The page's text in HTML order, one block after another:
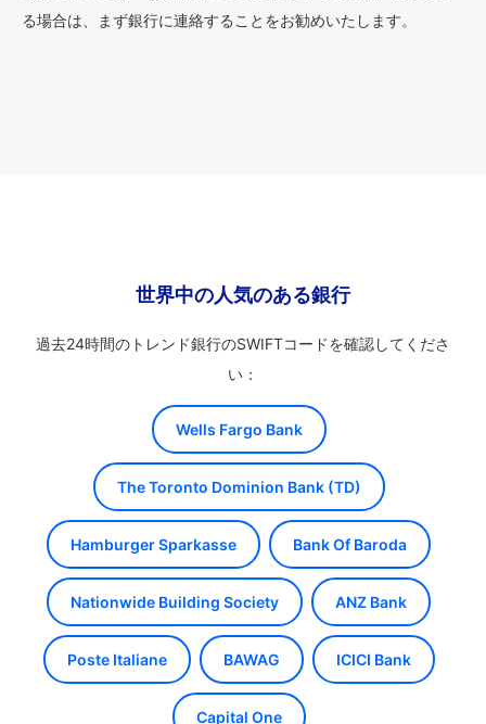
る場合は、まず銀行に連絡することをお勧めいたします。
世界中の人気のある銀行
過去24時間のトレンド銀行のSWIFTコードを確認してくださ
い：
Wells Fargo Bank
The Toronto Dominion Bank (TD)
Hamburger Sparkasse Bank Of Baroda
Nationwide Building Society ANZ Bank
Poste Italiane BAWAG ICICI Bank
Capital One